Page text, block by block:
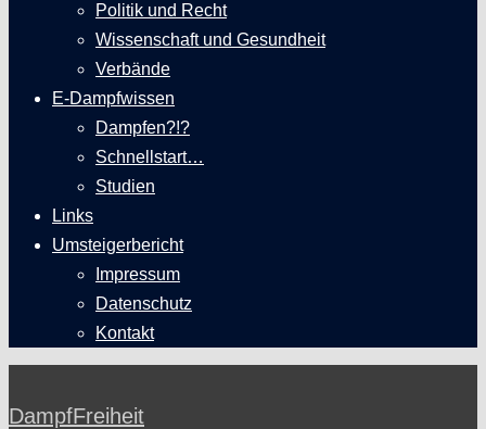
Politik und Recht
Wissenschaft und Gesundheit
Verbände
E-Dampfwissen
Dampfen?!?
Schnellstart…
Studien
Links
Umsteigerbericht
Impressum
Datenschutz
Kontakt
DampfFreiheit